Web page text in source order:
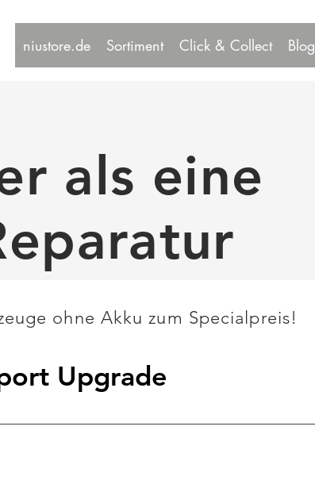
niustore.de Sortiment Click & Collect Blog
als eine
ohne Akku zum Specialpreis!
Upgrade